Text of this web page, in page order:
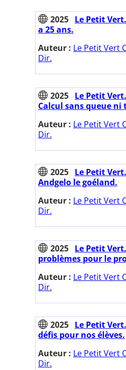
2025 Le Petit
a 25 ans.
Auteur : Le Petit Vert
Dir.
2025 Le Petit
Calcul sans queue ni
Auteur : Le Petit Vert
Dir.
2025 Le Petit
Andgelo le goéland.
Auteur : Le Petit Vert
Dir.
2025 Le Petit
problèmes pour le
Auteur : Le Petit Vert
Dir.
2025 Le Petit
défis pour nos élèves.
Auteur : Le Petit Vert
Dir.